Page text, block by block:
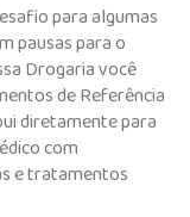
para algumas
pausas para o
Drogaria você
de Referência
diretamente para
com
e tratamentos